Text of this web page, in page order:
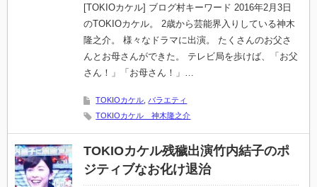
[TOKIOカケル] ブログ村キーワード 2016年2月3日
のTOKIOカケル。 2歳から芸能界入りしている神木
隆之介。 様々なドラマに出演。 たくさんのお父さ
んとお母さんができた。 テレビ局を歩けば、「お父
さん！」「お母さん！」…
TOKIOカケル バラエティ
TOKIOカケル 神木隆之介
TOKIOカケル残穢出演竹内結子のポ
ジティブなお化け退治